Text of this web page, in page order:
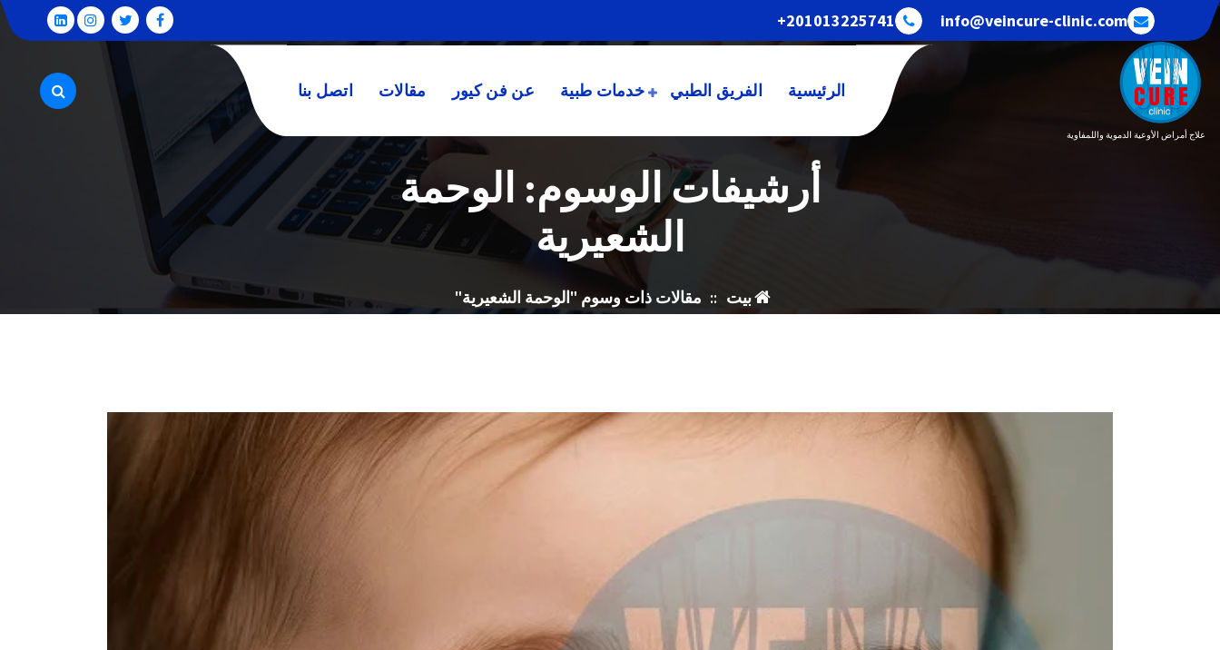
تخطى
الى
المحتوى
info@veincure-clinic.com
201013225741+
علاج أمراض الأوعية الدموية واللمفاوية
الرئيسية الفريق الطبي خدمات طبية عن فن كيور مقالات اتصل بنا
أرشيفات الوسوم: الوحمة
الشعيرية
بيت :: مقالات ذات وسوم "الوحمة الشعيرية"